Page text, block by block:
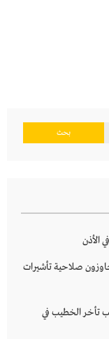
الأذن
صلاحية تأشيرات
تأخر الخطيب في